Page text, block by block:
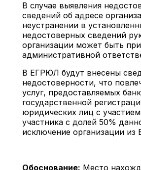
В случае выявления
сведений об адресе
неустранении в
недостоверных сведений
организации может быть
административной
В ЕГРЮЛ будут внесены
недостоверности, что
услуг, предоставляемых
государственной
юридических лиц с
участника с долей 50%
исключение организации
Обоснование: Место